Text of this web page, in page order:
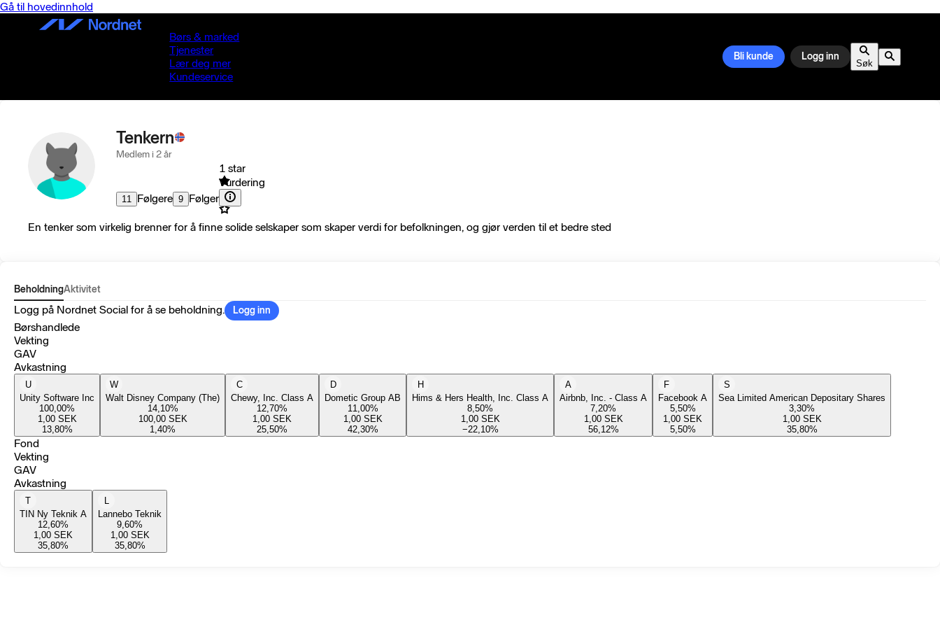
Gå til hovedinnhold
Børs & marked
Tjenester
Lær deg mer
Kundeservice
Bli kunde Logg inn
Søk
Tenkern
Medlem i 2 år
11 Følgere 9 Følger
1 star
Vurdering
En tenker som virkelig brenner for å finne solide selskaper som skaper verdi for befolkningen, og gjør verden til et bedre sted
BeholdningAktivitet
Logg på Nordnet Social for å se beholdning. Logg inn
Børshandlede
Vekting
GAV
Avkastning
U
Unity Software Inc
100,00%
1,00 SEK
13,80%
W
Walt Disney Company (The)
14,10%
100,00 SEK
1,40%
C
Chewy, Inc. Class A
12,70%
1,00 SEK
25,50%
D
Dometic Group AB
11,00%
1,00 SEK
42,30%
H
Hims & Hers Health, Inc. Class A
8,50%
1,00 SEK
−22,10%
A
Airbnb, Inc. - Class A
7,20%
1,00 SEK
56,12%
F
Facebook A
5,50%
1,00 SEK
5,50%
S
Sea Limited American Depositary Shares
3,30%
1,00 SEK
35,80%
Fond
Vekting
GAV
Avkastning
T
TIN Ny Teknik A
12,60%
1,00 SEK
35,80%
L
Lannebo Teknik
9,60%
1,00 SEK
35,80%